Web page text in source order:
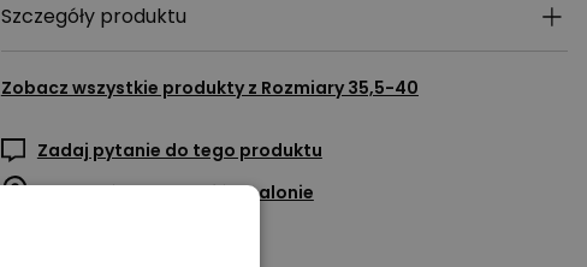
Szczegóły produktu
Zobacz wszystkie produkty z Rozmiary 35,5-40
Zadaj pytanie do tego produktu
Sprawdź dostępność w salonie